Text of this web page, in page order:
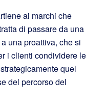
ai marchi che
di passare da una
una proattiva, che si
i clienti condividere le
quel
del percorso del